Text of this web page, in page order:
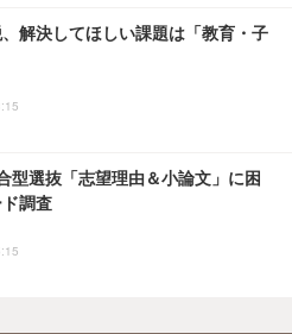
解決してほしい課題は「教育・子
型選抜「志望理由＆小論文」に困
調査